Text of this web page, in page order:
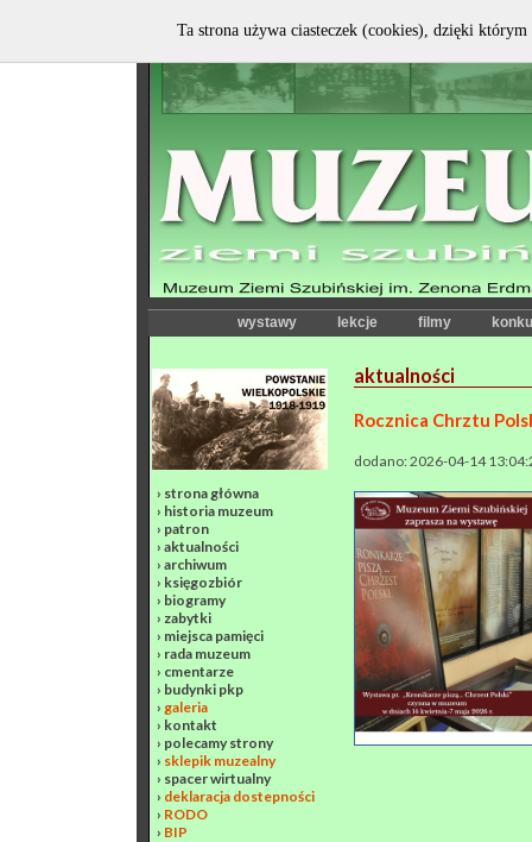
wystawy lekcje filmy
› strona główna
› historia muzeum
› patron
› aktualności
› archiwum
› księgozbiór
› biogramy
› zabytki
› miejsca pamięci
› rada muzeum
› cmentarze
› budynki pkp
› galeria
› kontakt
› polecamy strony
› sklepik muzealny
› spacer wirtualny
› deklaracja dostepności
› RODO
› BIP
aktualności
Rocznica Chrztu
dodano: 2026-04-14
Ta strona używa ciasteczek (cookies), dzięki